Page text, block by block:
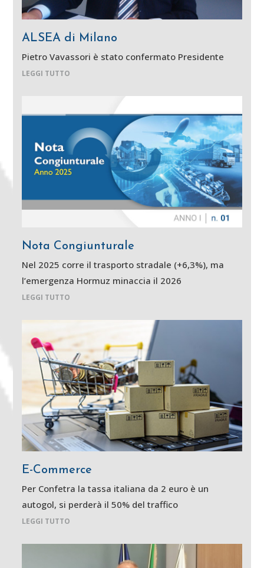
ALSEA di Milano
Pietro Vavassori è stato confermato Presidente
LEGGI TUTTO
Nota Congiunturale
Nel 2025 corre il trasporto stradale (+6,3%), ma
l’emergenza Hormuz minaccia il 2026
LEGGI TUTTO
E-Commerce
Per Confetra la tassa italiana da 2 euro è un
autogol, si perderà il 50% del traffico
LEGGI TUTTO